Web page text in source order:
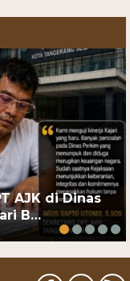
AJK di Dinas
B…